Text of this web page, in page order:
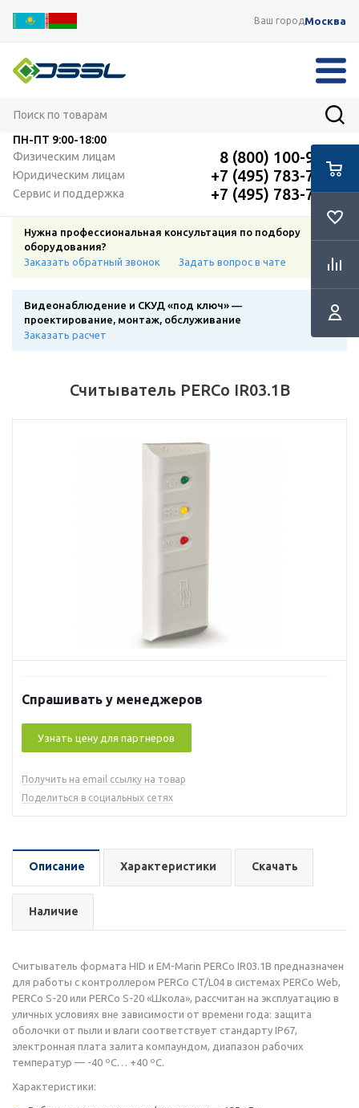
Ваш городМосква
ПН-ПТ 9:00-18:00
Физическим лицам
8 (800) 100-91-12
Юридическим лицам +7 (495) 783-72-87
Сервис и поддержка +7 (495) 783-72-87
Нужна профессиональная консультация по подбору
оборудования?
Заказать обратный звонок
Задать вопрос в чате
Видеонаблюдение и СКУД «под ключ» —
проектирование, монтаж, обслуживание
Заказать расчет
Считыватель PERCo IR03.1B
Спрашивать у менеджеров
Узнать цену для партнеров
Получить на email ссылку на товар
Поделиться в социальных сетях
Описание Характеристики Скачать
Наличие
Считыватель формата HID и EM-Marin PERCo IR03.1B предназначен
для работы с контроллером PERCo CT/L04 в системах PERCo Web,
PERCo S-20 или PERCo S-20 «Школа», рассчитан на эксплуатацию в
уличных условиях вне зависимости от времени года: защита
оболочки от пыли и влаги соответствует стандарту IP67,
электронная плата залита компаундом, диапазон рабочих
температур — -40 ºС… +40 ºС.
Характеристики: